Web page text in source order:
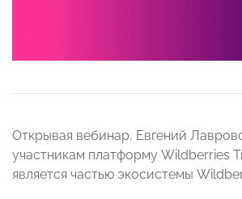
Открывая вебинар, Евгений
участникам платформу Wildberries
является частью экосистемы